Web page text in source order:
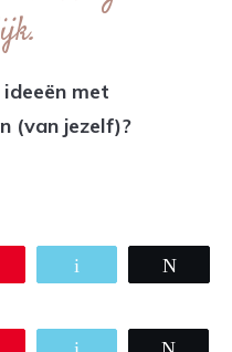
met
(van jezelf)?